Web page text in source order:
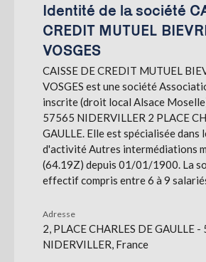
S'abonner
Identité de la société
CREDIT MUTUEL
VOSGES
CAISSE DE CREDIT MUTUEL
VOSGES est une société
inscrite (droit local Alsace
57565 NIDERVILLER 2 PLACE
GAULLE. Elle est spécialisée dans
d'activité Autres intermédiations
(64.19Z) depuis 01/01/1900. La
effectif compris entre 6 à 9
Adresse
2, PLACE CHARLES DE GAULLE
NIDERVILLER, France